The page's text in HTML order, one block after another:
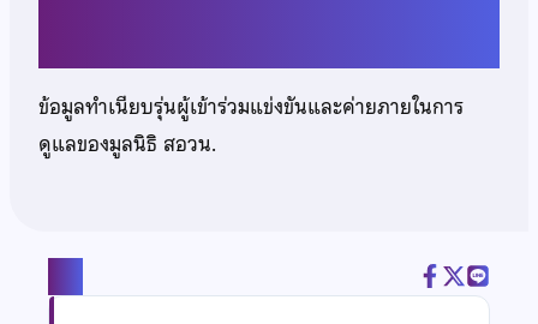
ข้อมูลทำเนียบรุ่นผู้เข้าร่วมแข่งขันและค่ายภายในการ
ดูแลของมูลนิธิ สอวน.